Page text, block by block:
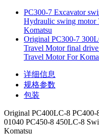
PC300-7 Excavator
Hydraulic swing motor
Komatsu
Original PC300-7
Travel Motor final
Travel Motor For
详细信息
规格参数
包装
Original PC400LC-8
01040 PC450-8 450LC-8
Komatsu